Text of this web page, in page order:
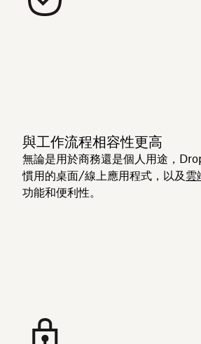
與工作流程相容性更高
無論是用於商務還是個人用途，
慣用的桌面/線上應用程式，以及 雲
功能和便利性。